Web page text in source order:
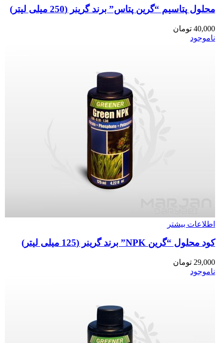
محلول پتاسیم “گرین پتاس” برند گرینر (250 میلی لیتر)
40,000 تومان
ناموجود
اطلاعات بیشتر
کود محلول “گرین NPK” برند گرینر (125 میلی لیتر)
29,000 تومان
ناموجود